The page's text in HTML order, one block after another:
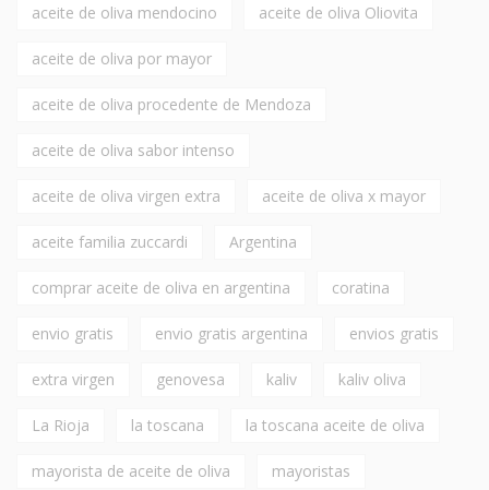
aceite de oliva mendocino aceite de oliva Oliovita
aceite de oliva por mayor
aceite de oliva procedente de Mendoza
aceite de oliva sabor intenso
aceite de oliva virgen extra aceite de oliva x mayor
aceite familia zuccardi Argentina
comprar aceite de oliva en argentina coratina
envio gratis envio gratis argentina envios gratis
extra virgen genovesa kaliv kaliv oliva
La Rioja la toscana la toscana aceite de oliva
mayorista de aceite de oliva mayoristas